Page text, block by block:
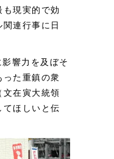
現実的で効
連行事に日
響力を及ぼそ
った重鎮の衆
文在寅大統領
ほしいと伝